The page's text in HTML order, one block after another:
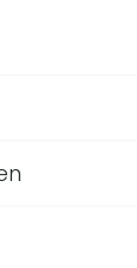
de QUVIO